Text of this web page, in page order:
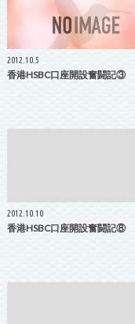
2012.10.5
香港HSBC口座開設奮闘記③
2012.10.10
香港HSBC口座開設奮闘記⑧